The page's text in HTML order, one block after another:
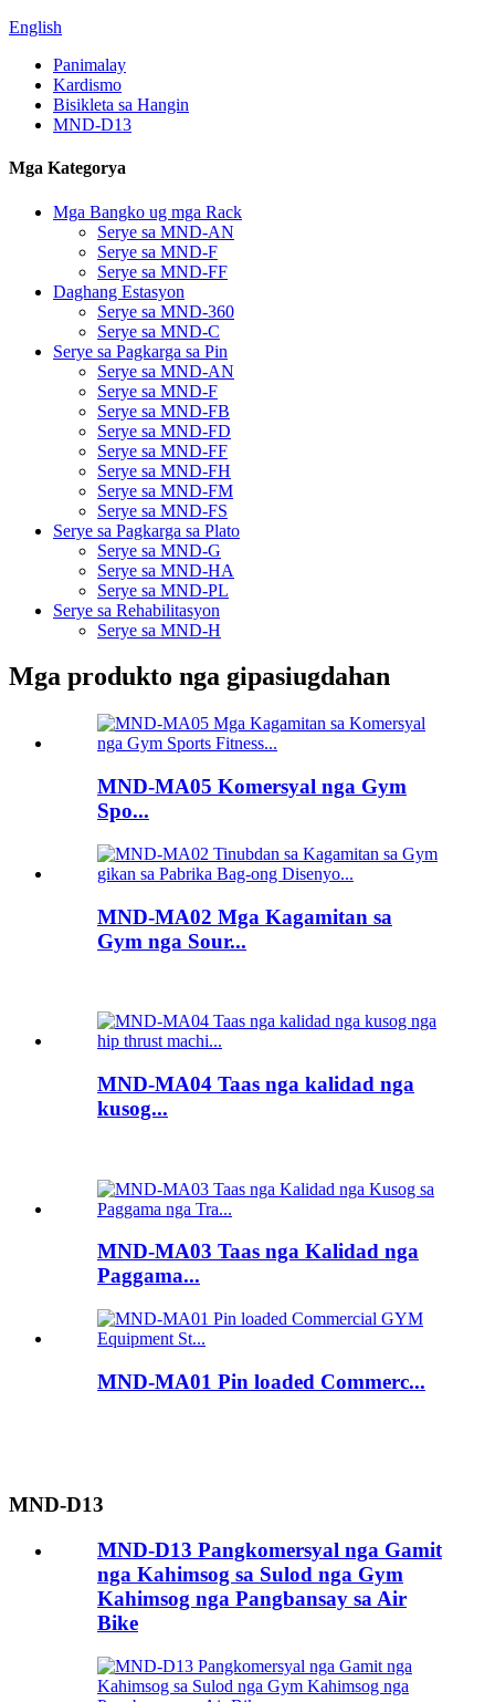
English
Panimalay
Kardismo
Bisikleta sa Hangin
MND-D13
Mga Kategorya
Mga Bangko ug mga Rack
Serye sa MND-AN
Serye sa MND-F
Serye sa MND-FF
Daghang Estasyon
Serye sa MND-360
Serye sa MND-C
Serye sa Pagkarga sa Pin
Serye sa MND-AN
Serye sa MND-F
Serye sa MND-FB
Serye sa MND-FD
Serye sa MND-FF
Serye sa MND-FH
Serye sa MND-FM
Serye sa MND-FS
Serye sa Pagkarga sa Plato
Serye sa MND-G
Serye sa MND-HA
Serye sa MND-PL
Serye sa Rehabilitasyon
Serye sa MND-H
Mga produkto nga gipasiugdahan
MND-MA05 Komersyal nga Gym
Spo...
MND-MA02 Mga Kagamitan sa
Gym nga Sour...
MND-MA04 Taas nga kalidad nga
kusog...
MND-MA03 Taas nga Kalidad nga
Paggama...
MND-MA01 Pin loaded Commerc...
MND-D13
MND-D13 Pangkomersyal nga Gamit
nga Kahimsog sa Sulod nga Gym
Kahimsog nga Pangbansay sa Air
Bike